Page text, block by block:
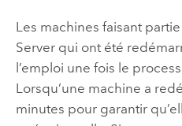
Les machines faisant partie
Serverqui ont été
l’emploi une fois le
Lorsqu’une machine a
minutes pour garantir